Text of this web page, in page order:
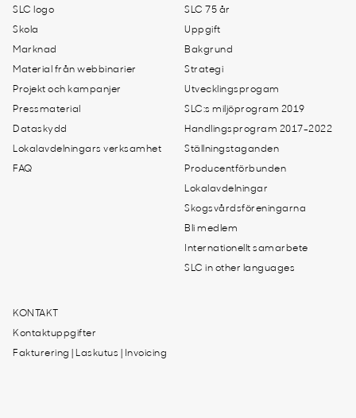
SLC logo
Skola
Marknad
Material från webbinarier
Projekt och kampanjer
Pressmaterial
Dataskydd
Lokalavdelningars verksamhet
FAQ
SLC 75 år
Uppgift
Bakgrund
Strategi
Utvecklingsprogam
SLC:s miljöprogram 2019
Handlingsprogram 2017-2022
Ställningstaganden
Producentförbunden
Lokalavdelningar
Skogsvårdsföreningarna
Bli medlem
Internationellt samarbete
SLC in other languages
KONTAKT
Kontaktuppgifter
Fakturering | Laskutus | Invoicing